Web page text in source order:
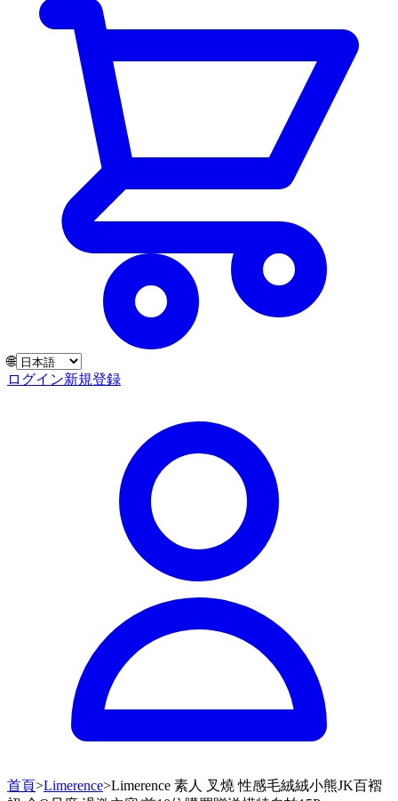
🌐
ログイン新規登録
首頁>Limerence>Limerence 素人 叉燒 性感毛絨絨小熊JK百褶